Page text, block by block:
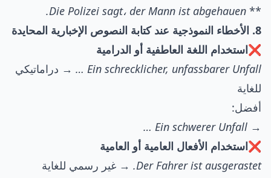
** Die Polizei sagt، der Mann ist abgehauen.
8. الأخطاء النموذجية عند كتابة النصوص الإخبارية المحايدة
❌استخدام اللغة العاطفية أو الدرامية
Ein schrecklicher, unfassbarer Unfall …
→ دراماتيكي
للغاية
أفضل:
→
Ein schwerer Unfall …
❌استخدام الأفعال العامية أو العامية
Der Fahrer ist ausgerastet. → غير رسمي للغاية